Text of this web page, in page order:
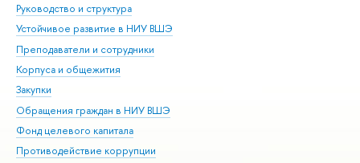
Руководство и структура
Устойчивое развитие в НИУ ВШЭ
Преподаватели и сотрудники
Корпуса и общежития
Закупки
Обращения граждан в НИУ ВШЭ
Фонд целевого капитала
Противодействие коррупции